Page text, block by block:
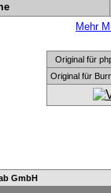
Mehr
Original für
Original für
GmbH